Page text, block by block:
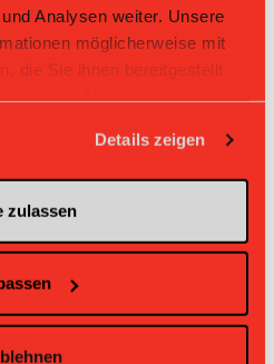
Analysen weiter. Unsere
möglicherweise mit
die Sie ihnen bereitgestellt
Details zeigen
zulassen
+52 2.167 39
2.056
+38 1.833 33
-29
-33 0.889 16